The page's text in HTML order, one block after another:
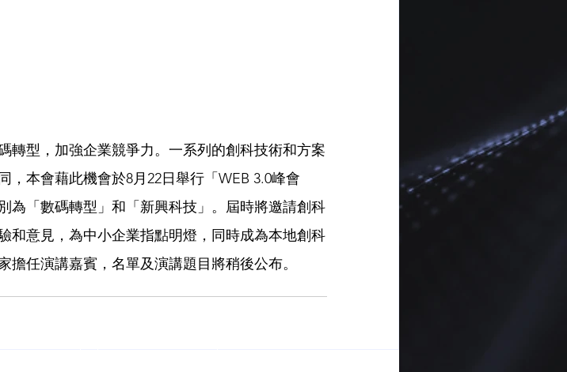
轉型，加強企業競爭力。一系列的創科技術和方案
本會藉此機會於8月22日舉行「WEB 3.0峰會
為「數碼轉型」和「新興科技」。屆時將邀請創科
和意見，為中小企業指點明燈，同時成為本地創科
任演講嘉賓，名單及演講題目將稍後公布。